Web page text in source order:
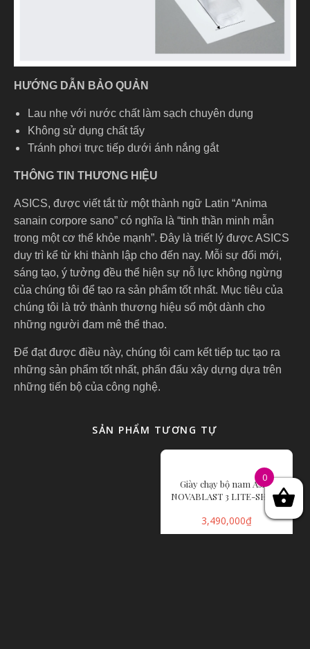
HƯỚNG DẪN BẢO QUẢN
Lau nhẹ với nước chất làm sạch chuyên dụng
Không sử dụng chất tẩy
Tránh phơi trực tiếp dưới ánh nắng gắt
THÔNG TIN THƯƠNG HIỆU
ASICS, được viết tắt từ một thành ngữ Latin “Anima
sanain corpore sano” có nghĩa là “tinh thần minh mẫn
trong một cơ thể khỏe mạnh”. Đây là triết lý được ASICS
duy trì kể từ khi thành lập cho đến nay. Mỗi sự đổi mới,
sáng tạo, ý tưởng đều thể hiện sự nỗ lực không ngừng
của chúng tôi để tạo ra sản phẩm tốt nhất. Mục tiêu của
chúng tôi là trở thành thương hiệu số một dành cho
những người đam mê thể thao.
Để đạt được điều này, chúng tôi cam kết tiếp tục tạo ra
những sản phẩm tốt nhất, phấn đấu xây dựng dựa trên
những tiến bộ của công nghệ.
SẢN PHẨM TƯƠNG TỰ
Giày chạy bộ nam Asics
NOVABLAST 3 LITE-SHOW
3,490,000₫
0